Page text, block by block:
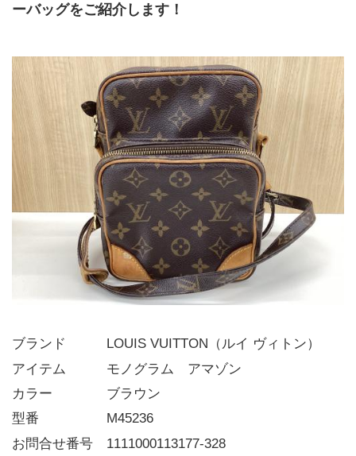
ーバッグをご紹介します！
ブランド   LOUIS VUITTON（ルイ ヴィトン）
アイテム   モノグラム　アマゾン
カラー    ブラウン
型番     M45236
お問合せ番号 1111000113177-328